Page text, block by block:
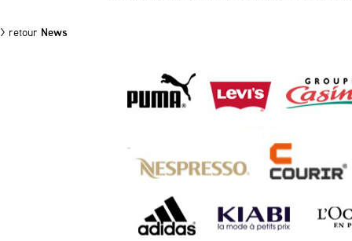
> retour News